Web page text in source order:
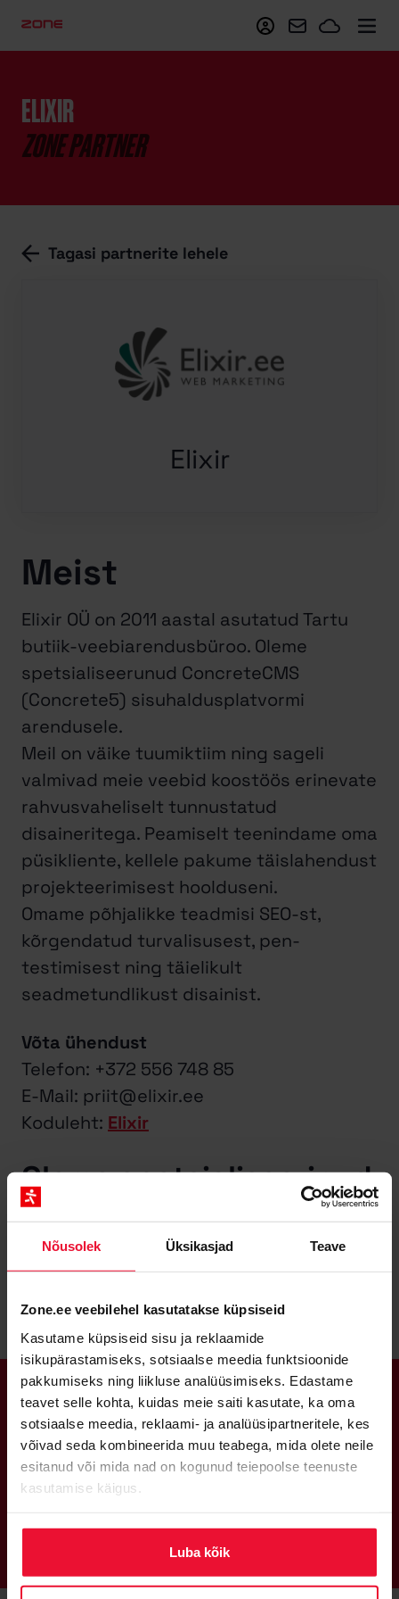
Nõusolek Üksikasjad Teave
Zone.ee veebilehel kasutatakse küpsiseid
Kasutame küpsiseid sisu ja reklaamide
isikupärastamiseks, sotsiaalse meedia funktsioonide
pakkumiseks ning liikluse analüüsimiseks. Edastame
teavet selle kohta, kuidas meie saiti kasutate, ka oma
sotsiaalse meedia, reklaami- ja analüüsipartneritele, kes
võivad seda kombineerida muu teabega, mida olete neile
esitanud või mida nad on kogunud teiepoolse teenuste
kasutamise käigus.
Luba kõik
Minu ZoneWebmail
ELIXIR
ZONE PARTNER
Tagasi partnerite lehele
Elixir
Meist
Elixir OÜ on 2011 aastal asutatud Tartu
butiik-veebiarendusbüroo. Oleme
spetsialiseerunud ConcreteCMS
(Concrete5) sisuhaldusplatvormi
arendusele.
Meil on väike tuumiktiim ning sageli
valmivad meie veebid koostöös erinevate
rahvusvaheliselt tunnustatud
disaineritega. Peamiselt teenindame oma
püsikliente, kellele pakume täislahendust
projekteerimisest hoolduseni.
Omame põhjalikke teadmisi SEO-st,
kõrgendatud turvalisusest, pen-
testimisest ning täielikult
seadmetundlikust disainist.
Võta ühendust
Telefon: +372 556 748 85
E-Mail: priit@elixir.ee
Koduleht: Elixir
Oleme spetsialiseerinud
just nendele aladele
DISAIN
SEO
KASVAME KOOSPARTNERITENA
Saa partneriks